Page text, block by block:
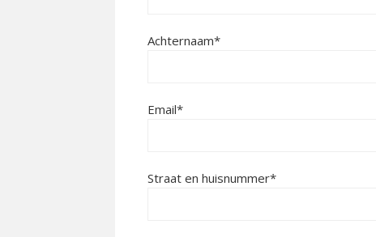
Achternaam*
Email*
Straat en huisnummer*